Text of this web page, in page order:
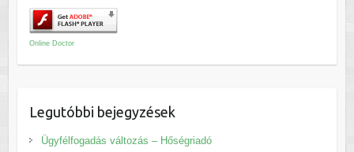
Online Doctor
Legutóbbi bejegyzések
Ügyfélfogadás változás – Hőségriadó